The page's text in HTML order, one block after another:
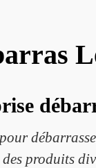
produits